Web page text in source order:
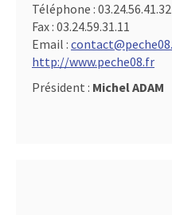
Téléphone : 03.24.56.41.32
Fax : 03.24.59.31.11
Email :
http://www.peche08.fr
Président : Michel ADAM